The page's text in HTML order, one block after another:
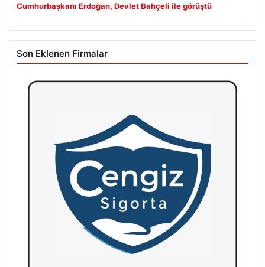
Cumhurbaşkanı Erdoğan, Devlet Bahçeli ile görüştü
Son Eklenen Firmalar